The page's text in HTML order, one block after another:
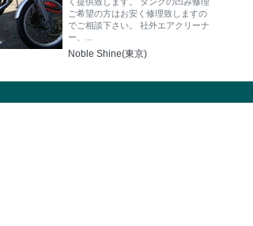
ご希望の方はお安く修理致しますの
でご相談下さい。 社外エアクリーナ
ー、...
Noble Shine(東京)